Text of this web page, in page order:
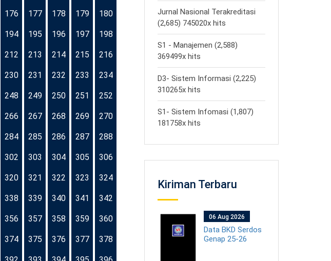
176 177 178 179 180
194 195 196 197 198
212 213 214 215 216
230 231 232 233 234
248 249 250 251 252
266 267 268 269 270
284 285 286 287 288
302 303 304 305 306
320 321 322 323 324
338 339 340 341 342
356 357 358 359 360
374 375 376 377 378
Jurnal Nasional Terakreditasi
(2,685) 745020x hits
S1 - Manajemen (2,588)
369499x hits
D3- Sistem Informasi (2,225)
310265x hits
S1- Sistem Infomasi (1,807)
181758x hits
Kiriman Terbaru
06 Aug 2026
Data BKD Serdos
Genap 25-26